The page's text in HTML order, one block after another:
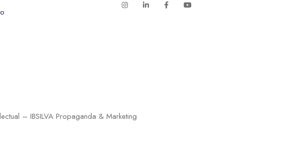
– IBSILVA Propaganda & Marketing